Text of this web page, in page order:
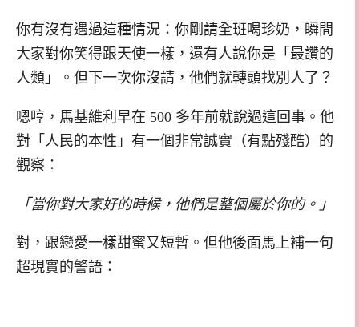
你有沒有遇過這種情況：你剛請全班喝珍奶，瞬間
大家對你笑得跟天使一樣，還有人說你是「最讚的
人類」。但下一次你沒請，他們就轉頭找別人了？
嗯哼，馬基維利早在 500 多年前就說過這回事。他
對「人民的本性」有一個非常誠實（有點殘酷）的
觀察：
「當你對大家好的時候，他們是整個屬於你的。」
對，跟戀愛一樣甜蜜又短暫。但他後面馬上補一句
超現實的警語：